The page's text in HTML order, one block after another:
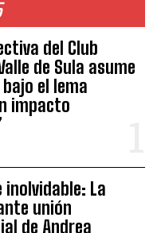
del Club
de Sula asume
el lema
impacto
inolvidable: La
unión
de Andrea